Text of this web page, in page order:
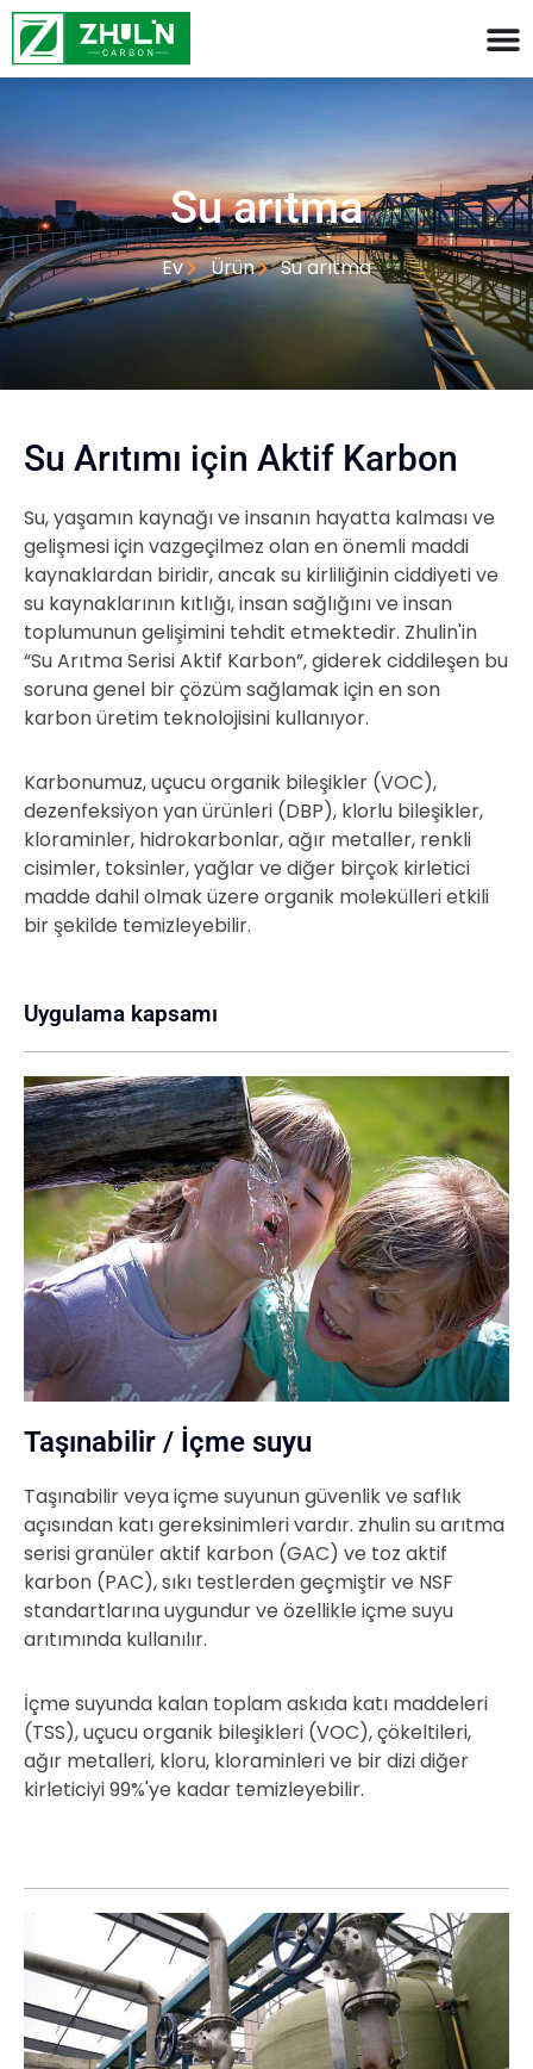
Su arıtma
Ev Ürün Su arıtma
Su Arıtımı için Aktif Karbon
Su, yaşamın kaynağı ve insanın hayatta kalması ve
gelişmesi için vazgeçilmez olan en önemli maddi
kaynaklardan biridir, ancak su kirliliğinin ciddiyeti ve
su kaynaklarının kıtlığı, insan sağlığını ve insan
toplumunun gelişimini tehdit etmektedir. Zhulin'in
“Su Arıtma Serisi Aktif Karbon”, giderek ciddileşen bu
soruna genel bir çözüm sağlamak için en son
karbon üretim teknolojisini kullanıyor.
Karbonumuz, uçucu organik bileşikler (VOC),
dezenfeksiyon yan ürünleri (DBP), klorlu bileşikler,
kloraminler, hidrokarbonlar, ağır metaller, renkli
cisimler, toksinler, yağlar ve diğer birçok kirletici
madde dahil olmak üzere organik molekülleri etkili
bir şekilde temizleyebilir.
Uygulama kapsamı
Taşınabilir / İçme suyu
Taşınabilir veya içme suyunun güvenlik ve saflık
açısından katı gereksinimleri vardır. zhulin su arıtma
serisi granüler aktif karbon (GAC) ve toz aktif
karbon (PAC), sıkı testlerden geçmiştir ve NSF
standartlarına uygundur ve özellikle içme suyu
arıtımında kullanılır.
İçme suyunda kalan toplam askıda katı maddeleri
(TSS), uçucu organik bileşikleri (VOC), çökeltileri,
ağır metalleri, kloru, kloraminleri ve bir dizi diğer
kirleticiyi 99%'ye kadar temizleyebilir.